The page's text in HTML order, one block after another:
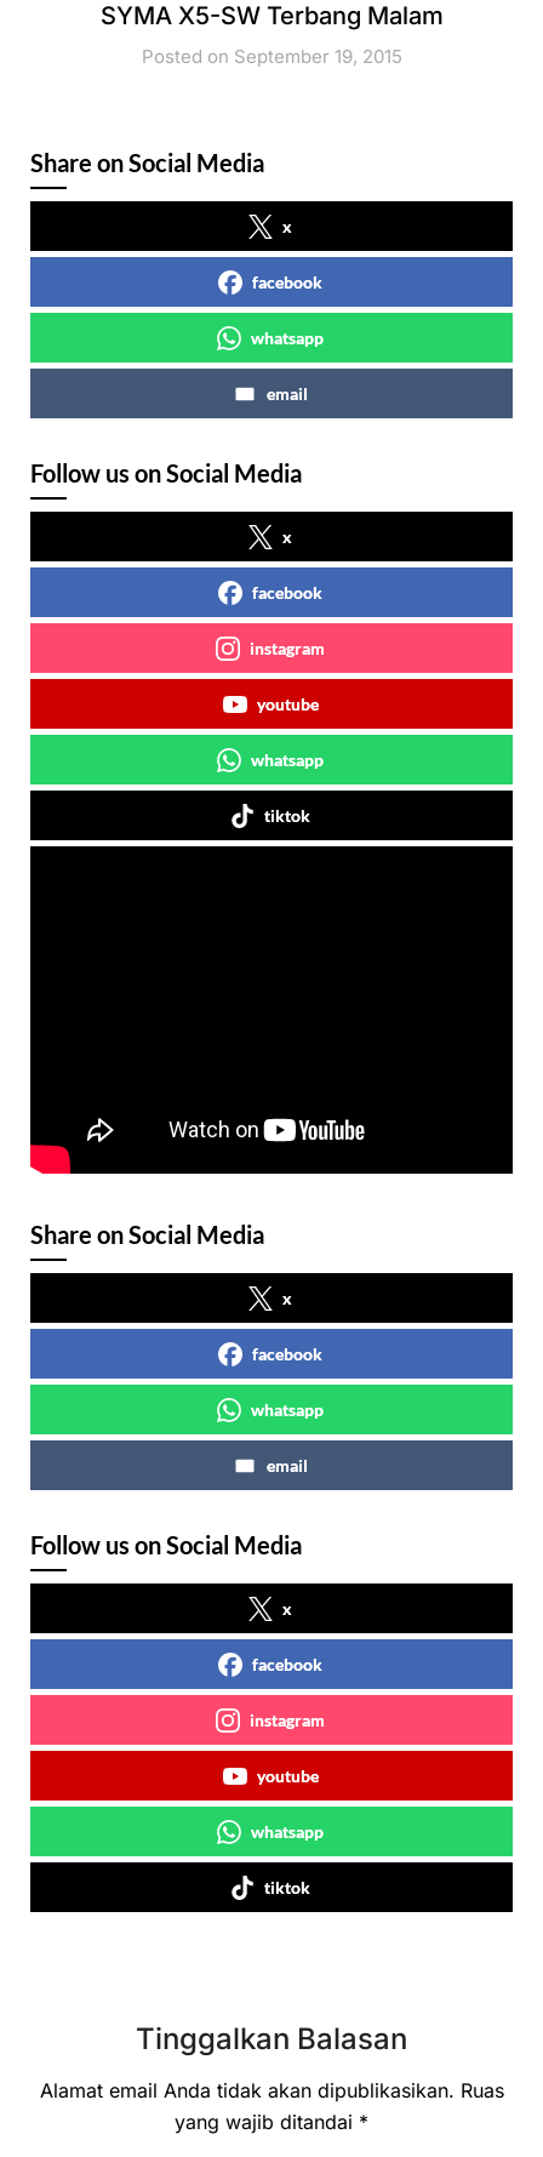
SYMA X5-SW Terbang Malam
Posted on September 19, 2015
Share on Social Media
x
facebook
whatsapp
email
Follow us on Social Media
x
facebook
instagram
youtube
whatsapp
tiktok
Share on Social Media
x
facebook
whatsapp
email
Follow us on Social Media
x
facebook
instagram
youtube
whatsapp
tiktok
Tinggalkan Balasan
Alamat email Anda tidak akan dipublikasikan. Ruas
yang wajib ditandai *